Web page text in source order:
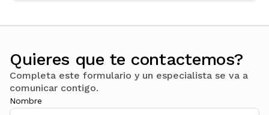
Quieres que te contactemos?
Completa este formulario y un especialista se va a
comunicar contigo.
Nombre